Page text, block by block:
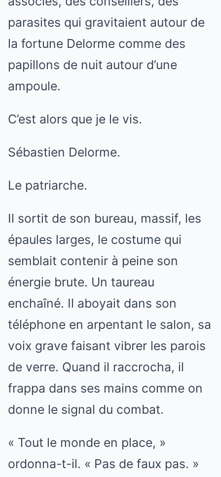
parasites qui gravitaient autour de
la fortune Delorme comme des
papillons de nuit autour d’une
ampoule.
C’est alors que je le vis.
Sébastien Delorme.
Le patriarche.
Il sortit de son bureau, massif, les
épaules larges, le costume qui
semblait contenir à peine son
énergie brute. Un taureau
enchaîné. Il aboyait dans son
téléphone en arpentant le salon, sa
voix grave faisant vibrer les parois
de verre. Quand il raccrocha, il
frappa dans ses mains comme on
donne le signal du combat.
« Tout le monde en place, »
ordonna-t-il. « Pas de faux pas. »